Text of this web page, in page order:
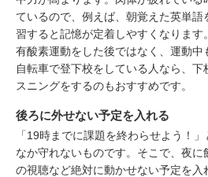
ているので、例えば、朝覚えた英単
習すると記憶が定着しやすくなります。
有酸素運動をした後ではなく、運動
自転車で登下校をしている人なら、下
スニングをするのもおすすめです。
後ろに外せない予定を入れる
「19時までに課題を終わらせよう！
なか守れないものです。そこで、夜
の視聴など絶対に動かせない予定を